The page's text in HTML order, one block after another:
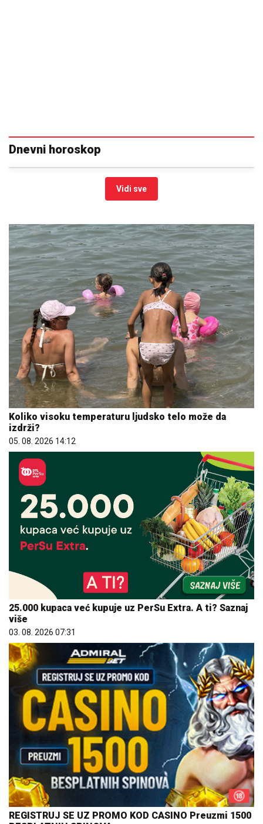
Dnevni horoskop
Vidi sve
Koliko visoku temperaturu ljudsko telo može da
izdrži?
05. 08. 2026 14:12
25.000 kupaca već kupuje uz PerSu Extra. A ti? Saznaj
više
03. 08. 2026 07:31
REGISTRUJ SE UZ PROMO KOD CASINO Preuzmi 1500